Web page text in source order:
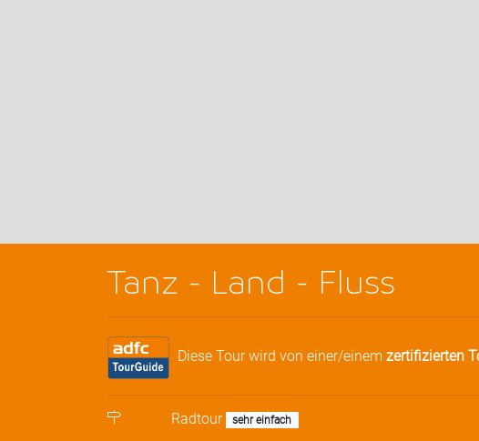
Tanz - Land - Fluss
Diese Tour wird von einer/einem zertifizierten
Radtour sehr einfach